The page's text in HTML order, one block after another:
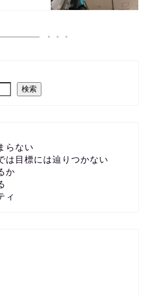
検索
らない
は目標には辿りつかない
か
ィ